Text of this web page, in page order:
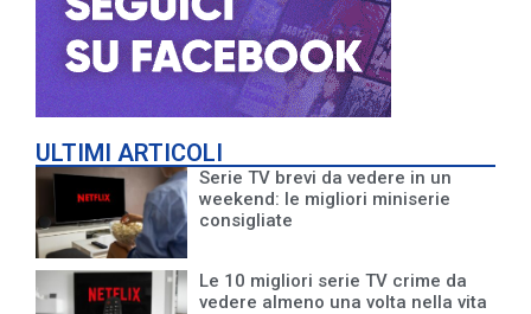
ULTIMI ARTICOLI
Serie TV brevi da vedere in un
weekend: le migliori miniserie
consigliate
Le 10 migliori serie TV crime da
vedere almeno una volta nella vita